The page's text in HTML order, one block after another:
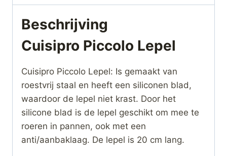
Beschrijving
Cuisipro Piccolo Lepel
Cuisipro Piccolo Lepel: Is gemaakt van
roestvrij staal en heeft een siliconen blad,
waardoor de lepel niet krast. Door het
silicone blad is de lepel geschikt om mee te
roeren in pannen, ook met een
anti/aanbaklaag. De lepel is 20 cm lang.